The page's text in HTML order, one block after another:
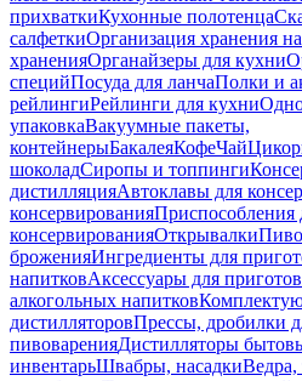
прихваткиКухонные полотенца
салфеткиОрганизация хранения
храненияОрганайзеры для кухни
специйПосуда для ланчаПолки и
рейлингиРейлинги для кухни
упаковкаВакуумные пакеты,
контейнерыБакалеяКофеЧай
шоколадСиропы и топпинги
дистилляцияАвтоклавы для
консервированияПриспособления
консервированияОткрывалки
броженияИнгредиенты для
напитковАксессуары для
алкогольных напитков
дистилляторовПрессы, дробилки
пивоваренияДистилляторы
инвентарьШвабры, насадкиВедра,